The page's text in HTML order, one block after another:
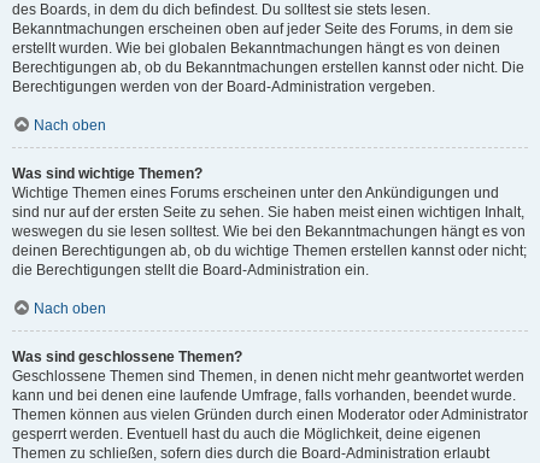
des Boards, in dem du dich befindest. Du solltest sie stets lesen.
Bekanntmachungen erscheinen oben auf jeder Seite des Forums, in dem sie
erstellt wurden. Wie bei globalen Bekanntmachungen hängt es von deinen
Berechtigungen ab, ob du Bekanntmachungen erstellen kannst oder nicht. Die
Berechtigungen werden von der Board-Administration vergeben.
Nach oben
Was sind wichtige Themen?
Wichtige Themen eines Forums erscheinen unter den Ankündigungen und
sind nur auf der ersten Seite zu sehen. Sie haben meist einen wichtigen Inhalt,
weswegen du sie lesen solltest. Wie bei den Bekanntmachungen hängt es von
deinen Berechtigungen ab, ob du wichtige Themen erstellen kannst oder nicht;
die Berechtigungen stellt die Board-Administration ein.
Nach oben
Was sind geschlossene Themen?
Geschlossene Themen sind Themen, in denen nicht mehr geantwortet werden
kann und bei denen eine laufende Umfrage, falls vorhanden, beendet wurde.
Themen können aus vielen Gründen durch einen Moderator oder Administrator
gesperrt werden. Eventuell hast du auch die Möglichkeit, deine eigenen
Themen zu schließen, sofern dies durch die Board-Administration erlaubt